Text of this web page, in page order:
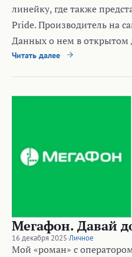
линейку, где также
Pride. Производитель на
Данных о нем в открытом
Читать далее
Мегафон. Давай
16 декабря 2025·Личное
Мой «роман» с